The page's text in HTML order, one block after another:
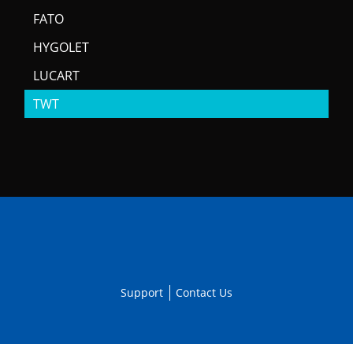
FATO
HYGOLET
LUCART
TWT
Support Contact Us